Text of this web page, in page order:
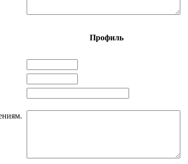
Профиль